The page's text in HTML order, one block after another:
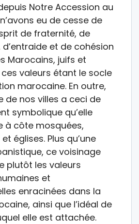
Notre Accession au
eu de cesse de
de fraternité, de
et de cohésion
Marocains, juifs et
valeurs étant le socle
marocaine. En outre,
de nos villes a ceci de
symbolique qu’elle
à côte mosquées,
églises. Plus qu’une
ce voisinage
plutôt les valeurs
et
enracinées dans la
ainsi que l’idéal de
elle est attachée.